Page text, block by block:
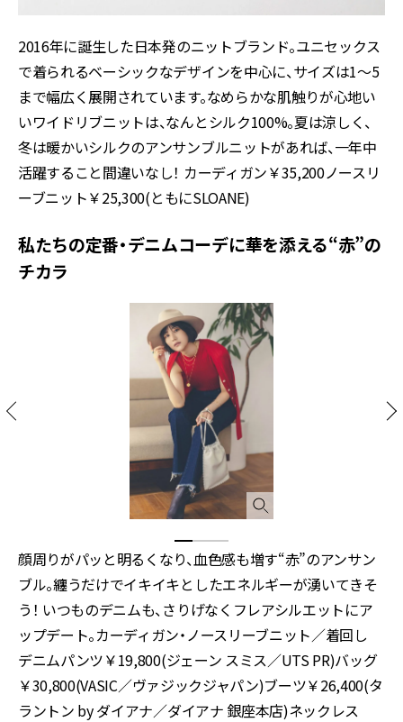
2016年に誕生した日本発のニットブランド。ユニセックス
で着られるベーシックなデザインを中心に、サイズは1〜5
まで幅広く展開されています。なめらかな肌触りが心地い
いワイドリブニットは、なんとシルク100%。夏は涼しく、
冬は暖かいシルクのアンサンブルニットがあれば、一年中
活躍すること間違いなし！ カーディガン￥35,200ノースリ
ーブニット￥25,300(ともにSLOANE)
私たちの定番・デニムコーデに華を添える“赤”の
チカラ
顔周りがパッと明るくなり、血色感も増す“赤”のアンサン
ブル。纏うだけでイキイキとしたエネルギーが湧いてきそ
う！ いつものデニムも、さりげなくフレアシルエットにア
ップデート。カーディガン・ノースリーブニット／着回し
デニムパンツ￥19,800(ジェーン スミス／UTS PR)バッグ
￥30,800(VASIC／ヴァジックジャパン)ブーツ￥26,400(タ
ラントン by ダイアナ／ダイアナ 銀座本店)ネックレス